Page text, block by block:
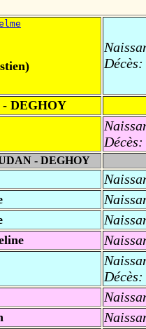
Décès:
DEGHOY
Décès:
- DEGHOY
Décès: